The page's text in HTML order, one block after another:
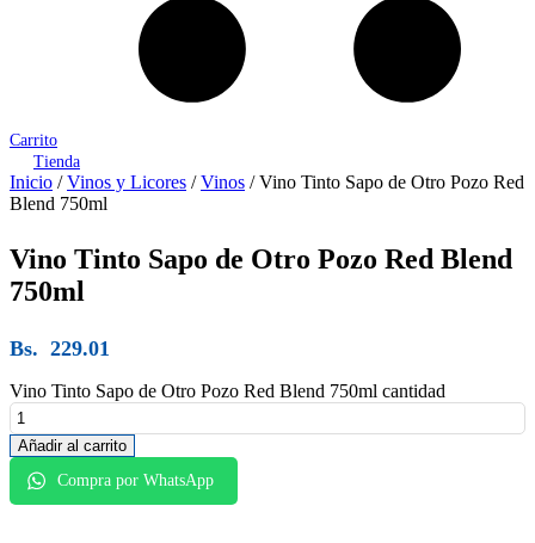
Carrito
Tienda
Inicio /Vinos y Licores /Vinos / Vino Tinto Sapo de Otro Pozo Red
Blend 750ml
Vino Tinto Sapo de Otro Pozo Red Blend
750ml
Bs. 229.01
Vino Tinto Sapo de Otro Pozo Red Blend 750ml cantidad
Añadir al carrito
Compra por WhatsApp